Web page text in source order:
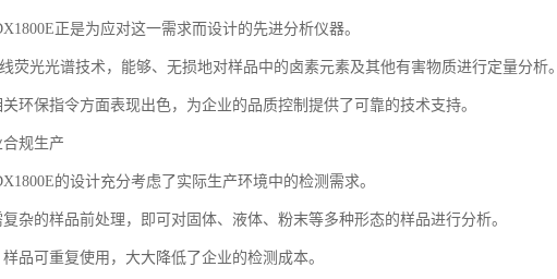
正是为应对这一需求而设计的先进分析仪器。
荧光光谱技术，能够、无损地对样品中的卤素元素及其他有害物质进行定量分析。
环保指令方面表现出色，为企业的品质控制提供了可靠的技术支持。
规生产
的设计充分考虑了实际生产环境中的检测需求。
杂的样品前处理，即可对固体、液体、粉末等多种形态的样品进行分析。
品可重复使用，大大降低了企业的检测成本。